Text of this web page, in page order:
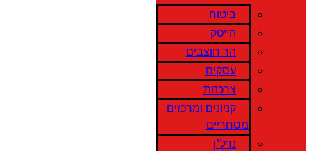
ביטוח
הייטק
הר חוצבים
עסקים
צרכנות
קניונים ומרכזים
מסחריים
נדל"ן